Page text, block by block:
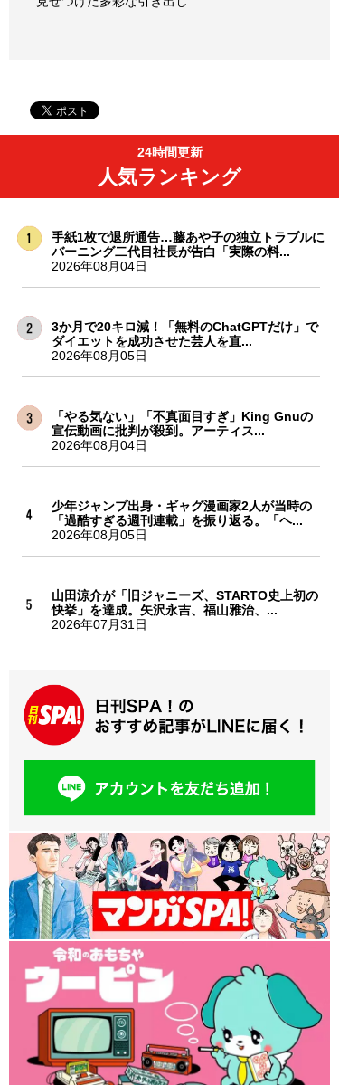
24時間更新
人気ランキング
手紙1枚で退所通告…藤あや子の独立トラブルに
バーニング二代目社長が告白「実際の料...
2026年08月04日
3か月で20キロ減！「無料のChatGPTだけ」で
ダイエットを成功させた芸人を直...
2026年08月05日
「やる気ない」「不真面目すぎ」King Gnuの
宣伝動画に批判が殺到。アーティス...
2026年08月04日
少年ジャンプ出身・ギャグ漫画家2人が当時の
「過酷すぎる週刊連載」を振り返る。「ヘ...
2026年08月05日
山田涼介が「旧ジャニーズ、STARTO史上初の
快挙」を達成。矢沢永吉、福山雅治、...
2026年07月31日